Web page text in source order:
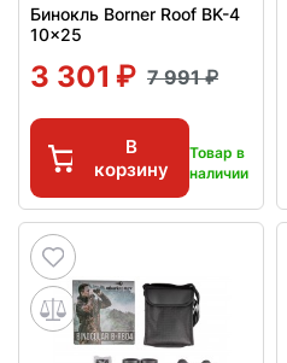
Бинокль Borner Roof BK-4
10x25
3 301 7 991
В
корзину
Товар в
наличии